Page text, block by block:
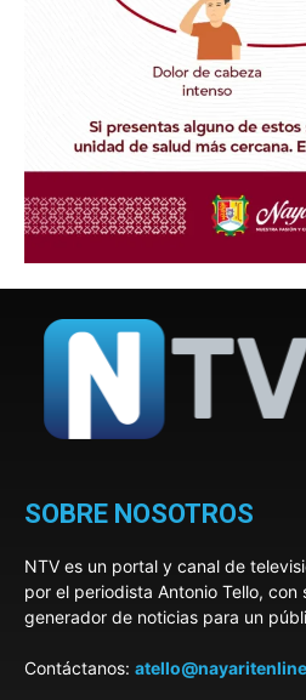
SOBRE NOSOTROS
NTV es un portal y canal de
por el periodista Antonio Tello,
generador de noticias para un
Contáctanos: